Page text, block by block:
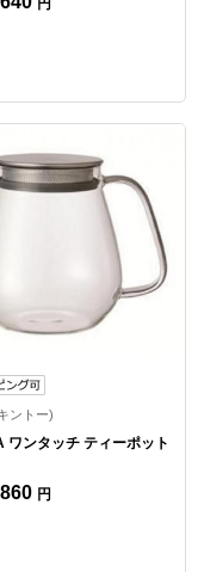
ントー)
ワンタッチ ティーポット
円